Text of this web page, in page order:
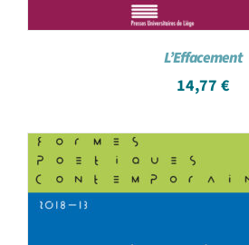
L’Effacement
14,77 €